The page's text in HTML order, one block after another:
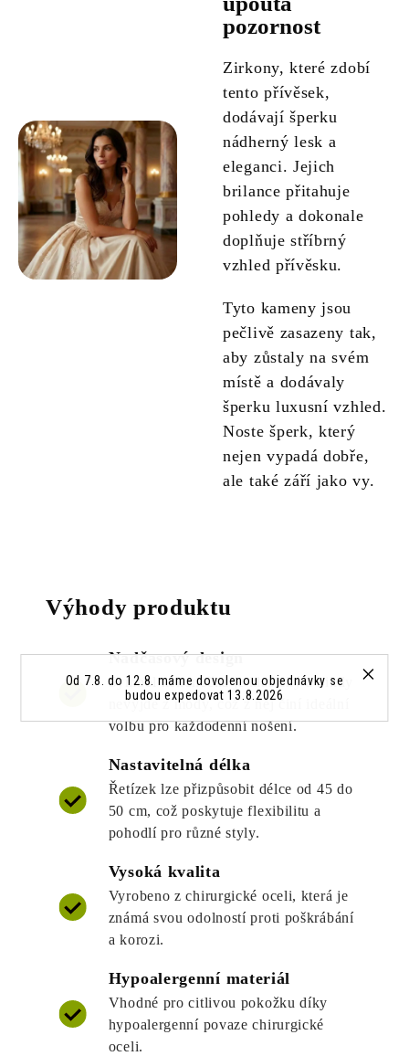
Od 7.8. do 12.8. máme dovolenou objednávky se
budou expedovat 13.8.2026
pozornost
Zirkony, které zdobí
tento přívěsek,
dodávají šperku
nádherný lesk a
eleganci. Jejich
brilance přitahuje
pohledy a dokonale
doplňuje stříbrný
vzhled přívěsku.
Tyto kameny jsou
pečlivě zasazeny tak,
aby zůstaly na svém
místě a dodávaly
šperku luxusní vzhled.
Noste šperk, který
nejen vypadá dobře,
ale také září jako vy.
Výhody produktu
Nadčasový design
Symbol nekonečna je klasický a nikdy
nevyjde z módy, což z něj činí ideální
volbu pro každodenní nošení.
Nastavitelná délka
Řetízek lze přizpůsobit délce od 45 do
50 cm, což poskytuje flexibilitu a
pohodlí pro různé styly.
Vysoká kvalita
Vyrobeno z chirurgické oceli, která je
známá svou odolností proti poškrábání
a korozi.
Hypoalergenní materiál
Vhodné pro citlivou pokožku díky
hypoalergenní povaze chirurgické
oceli.